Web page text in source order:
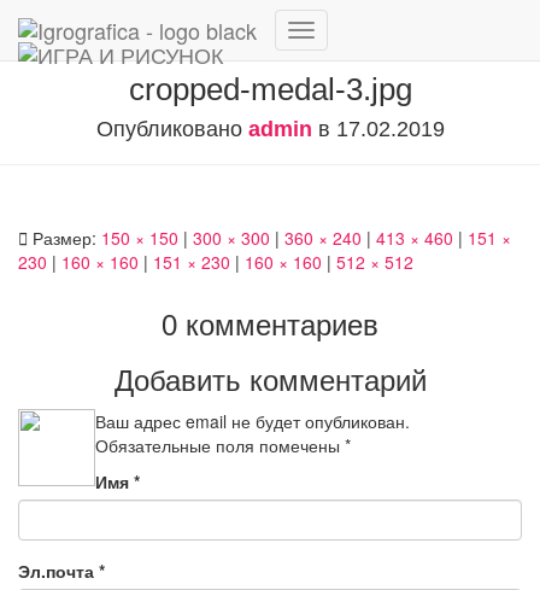
Переключить
навигацию
cropped-medal-3.jpg
Опубликовано admin в 17.02.2019
Размер: 150 × 150 | 300 × 300 | 360 × 240 | 413 × 460 | 151 ×
230 | 160 × 160 | 151 × 230 | 160 × 160 | 512 × 512
0 комментариев
Добавить комментарий
Ваш адрес email не будет опубликован.
Обязательные поля помечены *
Имя *
Эл.почта *